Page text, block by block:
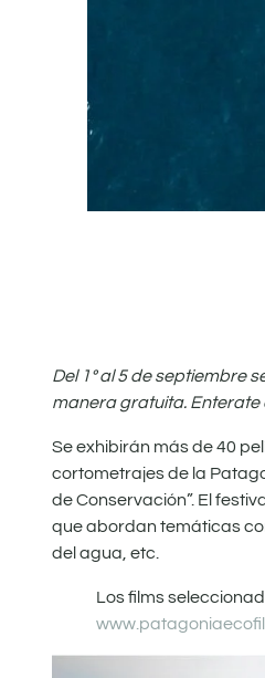
Del 1º al 5 de septiembre
manera gratuita. Enterate
Se exhibirán más de 40
cortometrajes de la
de Conservación”. El
que abordan temáticas
del agua, etc.
Los films